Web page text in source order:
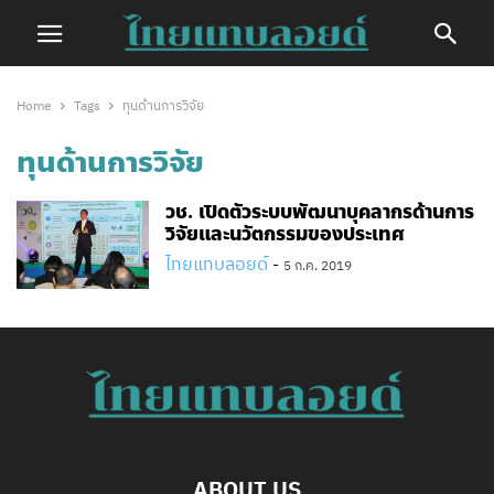
Home Tags ทุนด้านการวิจัย
ทุนด้านการวิจัย
วช. เปิดตัวระบบพัฒนาบุคลากรด้านการ
วิจัยและนวัตกรรมของประเทศ​
ไทยแทบลอยด์ - 5 ก.ค. 2019